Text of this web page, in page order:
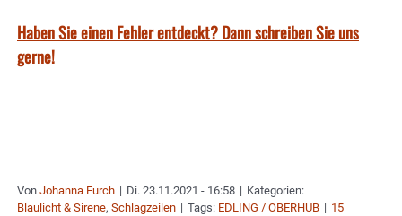
Haben Sie einen Fehler entdeckt? Dann schreiben Sie uns
gerne!
Von Johanna Furch | Di. 23.11.2021 - 16:58 | Kategorien:
Blaulicht & Sirene, Schlagzeilen | Tags: EDLING / OBERHUB | 15